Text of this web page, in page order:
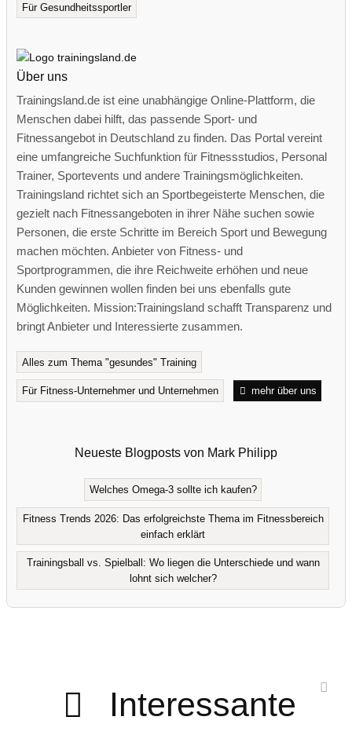
Interessante
Für Gesundheitssportler
Über uns
Trainingsland.de ist eine unabhängige Online-Plattform, die
Menschen dabei hilft, das passende Sport- und
Fitnessangebot in Deutschland zu finden. Das Portal vereint
eine umfangreiche Suchfunktion für Fitnessstudios, Personal
Trainer, Sportevents und andere Trainingsmöglichkeiten.
Trainingsland richtet sich an Sportbegeisterte Menschen, die
gezielt nach Fitnessangeboten in ihrer Nähe suchen sowie
Personen, die erste Schritte im Bereich Sport und Bewegung
machen möchten. Anbieter von Fitness- und
Sportprogrammen, die ihre Reichweite erhöhen und neue
Kunden gewinnen wollen finden bei uns ebenfalls gute
Möglichkeiten. Mission:Trainingsland schafft Transparenz und
bringt Anbieter und Interessierte zusammen.
Alles zum Thema "gesundes" Training
Für Fitness-Unternehmer und Unternehmen mehr über uns
Neueste Blogposts von Mark Philipp
Welches Omega-3 sollte ich kaufen?
Fitness Trends 2026: Das erfolgreichste Thema im Fitnessbereich
einfach erklärt
Trainingsball vs. Spielball: Wo liegen die Unterschiede und wann
lohnt sich welcher?